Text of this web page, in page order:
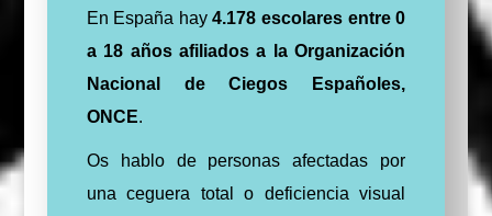
En España hay4.178 escolares entre 0
a 18 años afiliados a la Organización
Nacional de Ciegos Españoles,
ONCE.
Os hablo de personas afectadas por
una ceguera total o deficiencia visual